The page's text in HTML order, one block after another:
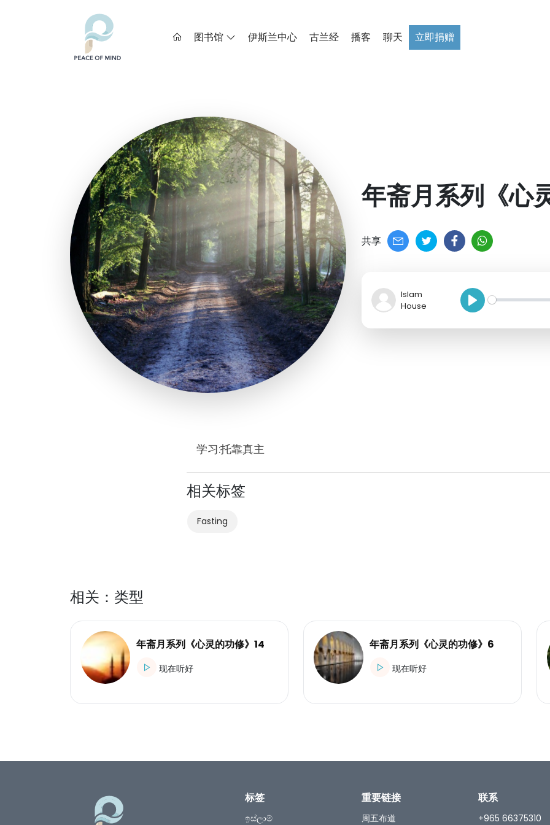
图书馆 伊斯兰中心 古兰经 播客 聊天 立即捐赠
年斋月系列《心
共享
Islam
House
P
l
学习:托靠真主
相关标签
Fasting
相关：类型
年斋月系列《心灵的功修》14
现在听好
年斋月系列《心灵的功修》6
现在听好
标签
ඉස්ලාම්
重要链接
周五布道
联系
+965 66375310